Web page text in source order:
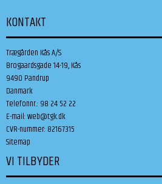
KONTAKT
Trægården Kås A/S
Brogaardsgade 14-19, Kås
9490 Pandrup
Danmark
Telefonnr.: 98 24 52 22
E-mail:web@tgk.dk
CVR-nummer: 82167315
Sitemap
VI TILBYDER